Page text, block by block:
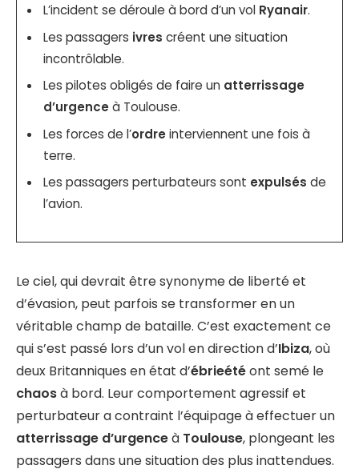
L’incident se déroule à bord d’un vol Ryanair.
Les passagers ivres créent une situation
incontrôlable.
Les pilotes obligés de faire un atterrissage
d’urgenceà Toulouse.
Les forces de l’ordreinterviennent une fois à
terre.
Les passagers perturbateurs sont expulsés de
l’avion.
Le ciel, qui devrait être synonyme de liberté et
d’évasion, peut parfois se transformer en un
véritable champ de bataille. C’est exactement ce
qui s’est passé lors d’un vol en direction d’Ibiza, où
deux Britanniques en état d’ébrieétéont semé le
chaosà bord. Leur comportement agressif et
perturbateur a contraint l’équipage à effectuer un
atterrissage d’urgenceà Toulouse, plongeant les
passagers dans une situation des plus inattendues.